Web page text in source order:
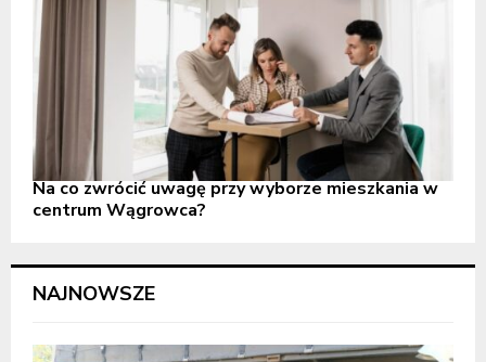
Na co zwrócić uwagę przy wyborze mieszkania w
centrum Wągrowca?
NAJNOWSZE